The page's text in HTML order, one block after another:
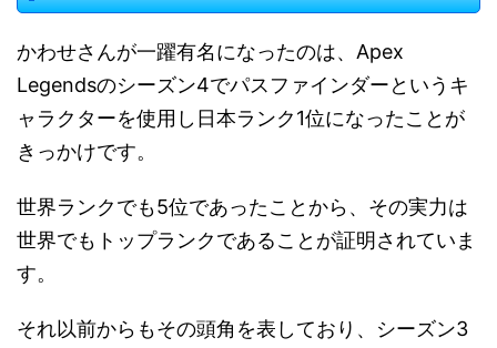
かわせさんが一躍有名になったのは、Apex
Legendsのシーズン4でパスファインダーというキ
ャラクターを使用し日本ランク1位になったことが
きっかけです。
世界ランクでも5位であったことから、その実力は
世界でもトップランクであることが証明されていま
す。
それ以前からもその頭角を表しており、シーズン3